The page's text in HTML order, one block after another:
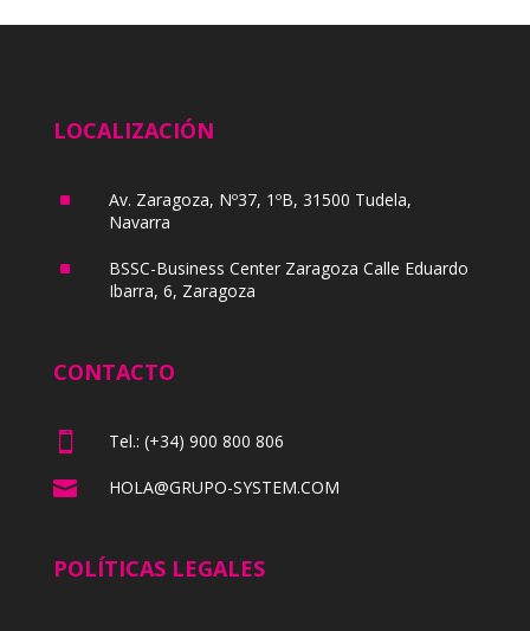
LOCALIZACIÓN
^
Av. Zaragoza, Nº37, 1ºB, 31500 Tudela,
Navarra
^
BSSC-Business Center Zaragoza Calle Eduardo
Ibarra, 6, Zaragoza
CONTACTO
 Tel.: (+34) 900 800 806
 HOLA@GRUPO-SYSTEM.COM
POLÍTICAS LEGALES